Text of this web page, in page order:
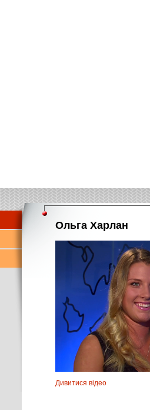
Ольга Харлан
Дивитися відео